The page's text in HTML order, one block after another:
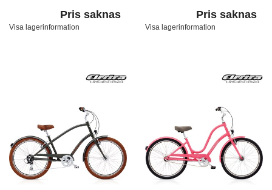
Pris saknas
Visa lagerinformation
Pris saknas
Visa lagerinformation